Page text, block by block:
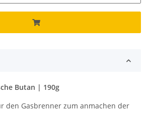
Butan | 190g
den Gasbrenner zum anmachen der